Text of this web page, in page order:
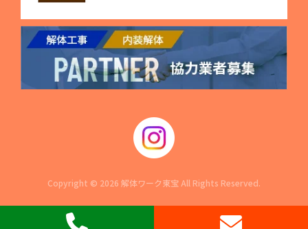
Copyright © 2026 解体ワーク東宝 All Rights Reserved.